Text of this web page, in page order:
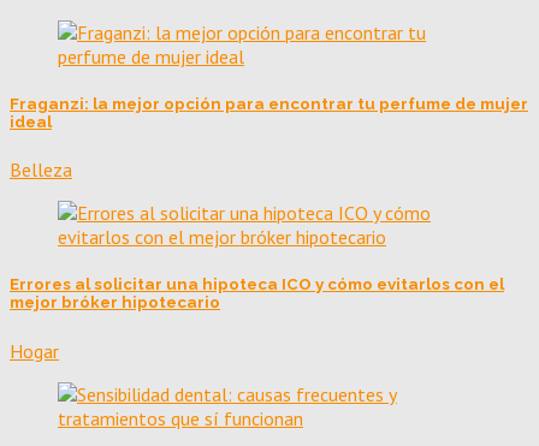
Fraganzi: la mejor opción para encontrar tu perfume de mujer
ideal
Belleza
Errores al solicitar una hipoteca ICO y cómo evitarlos con el
mejor bróker hipotecario
Hogar